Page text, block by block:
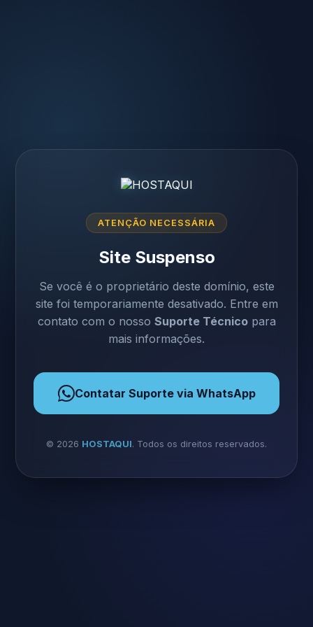
ATENÇÃO NECESSÁRIA
Site Suspenso
Se você é o proprietário deste domínio, este
site foi temporariamente desativado. Entre em
contato com o nosso Suporte Técnicopara
mais informações.
Contatar Suporte via WhatsApp
© 2026 HOSTAQUI. Todos os direitos reservados.